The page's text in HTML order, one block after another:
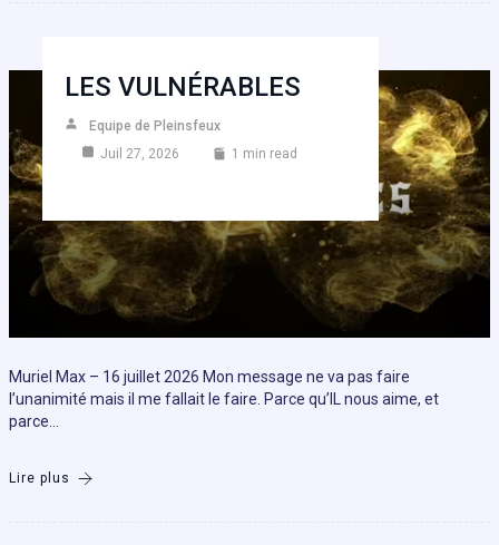
LES VULNÉRABLES
Equipe de Pleinsfeux
Juil 27, 2026
1 min read
Muriel Max – 16 juillet 2026 Mon message ne va pas faire
l’unanimité mais il me fallait le faire. Parce qu’IL nous aime, et
parce…
Lire plus